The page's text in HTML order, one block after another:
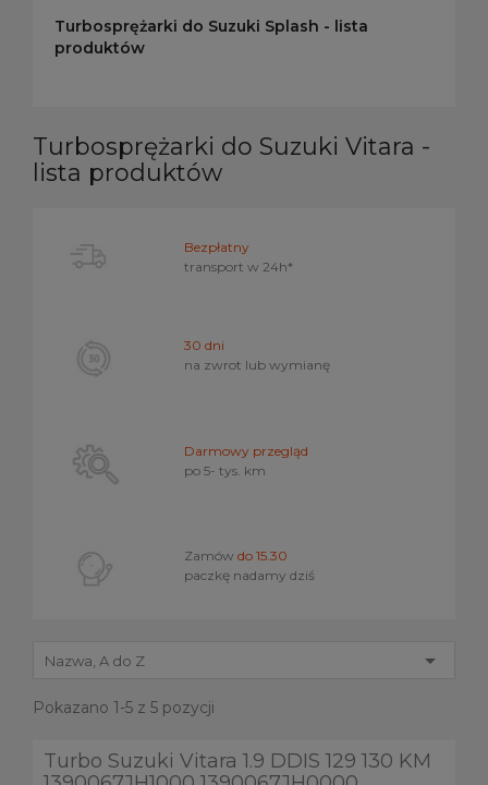
Turbosprężarki do Suzuki Splash - lista
produktów
Turbosprężarki do Suzuki Vitara -
lista produktów
Bezpłatny
transport w 24h*
30 dni
na zwrot lub wymianę
Darmowy przegląd
po 5- tys. km
Zamówdo 15.30
paczkę nadamy dziś
Nazwa, A do Z 
Pokazano 1-5 z 5 pozycji
Turbo Suzuki Vitara 1.9 DDIS 129 130 KM